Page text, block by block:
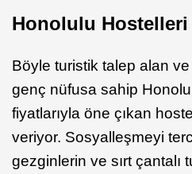
Honolulu Hostelleri
Böyle turistik talep alan
genç nüfusa sahip
fiyatlarıyla öne çıkan
veriyor. Sosyalleşmeyi
gezginlerin ve sırt çantalı